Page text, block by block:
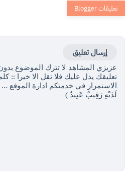
إرسال تعليق
عزيزي المشاهد لا تترك الموضوع
تعليقك يدل عليك فلا تقل الا خيرا ::
الاستمرار في خدمتكم ادارة الموقع
لَدَيْهِ رَقِيبٌ عَتِيدٌ )